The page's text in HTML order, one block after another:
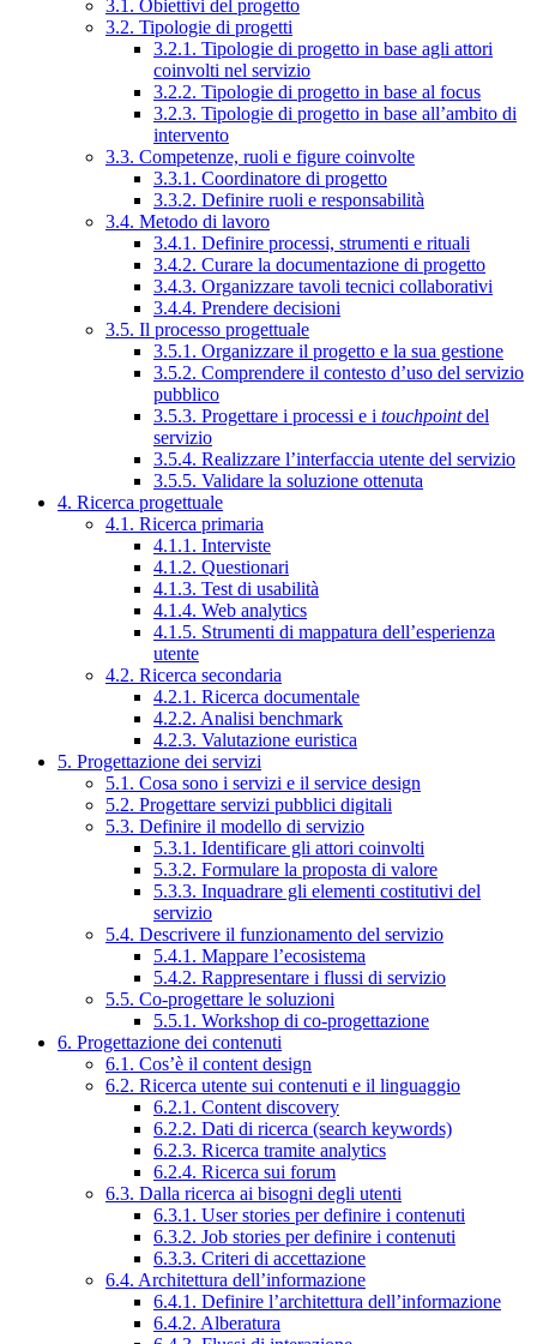
3.1. Obiettivi del progetto
3.2. Tipologie di progetti
3.2.1. Tipologie di progetto in base agli attori
coinvolti nel servizio
3.2.2. Tipologie di progetto in base al focus
3.2.3. Tipologie di progetto in base all’ambito di
intervento
3.3. Competenze, ruoli e figure coinvolte
3.3.1. Coordinatore di progetto
3.3.2. Definire ruoli e responsabilità
3.4. Metodo di lavoro
3.4.1. Definire processi, strumenti e rituali
3.4.2. Curare la documentazione di progetto
3.4.3. Organizzare tavoli tecnici collaborativi
3.4.4. Prendere decisioni
3.5. Il processo progettuale
3.5.1. Organizzare il progetto e la sua gestione
3.5.2. Comprendere il contesto d’uso del servizio
pubblico
3.5.3. Progettare i processi e i touchpointdel
servizio
3.5.4. Realizzare l’interfaccia utente del servizio
3.5.5. Validare la soluzione ottenuta
4. Ricerca progettuale
4.1. Ricerca primaria
4.1.1. Interviste
4.1.2. Questionari
4.1.3. Test di usabilità
4.1.4. Web analytics
4.1.5. Strumenti di mappatura dell’esperienza
utente
4.2. Ricerca secondaria
4.2.1. Ricerca documentale
4.2.2. Analisi benchmark
4.2.3. Valutazione euristica
5. Progettazione dei servizi
5.1. Cosa sono i servizi e il service design
5.2. Progettare servizi pubblici digitali
5.3. Definire il modello di servizio
5.3.1. Identificare gli attori coinvolti
5.3.2. Formulare la proposta di valore
5.3.3. Inquadrare gli elementi costitutivi del
servizio
5.4. Descrivere il funzionamento del servizio
5.4.1. Mappare l’ecosistema
5.4.2. Rappresentare i flussi di servizio
5.5. Co-progettare le soluzioni
5.5.1. Workshop di co-progettazione
6. Progettazione dei contenuti
6.1. Cos’è il content design
6.2. Ricerca utente sui contenuti e il linguaggio
6.2.1. Content discovery
6.2.2. Dati di ricerca (search keywords)
6.2.3. Ricerca tramite analytics
6.2.4. Ricerca sui forum
6.3. Dalla ricerca ai bisogni degli utenti
6.3.1. User stories per definire i contenuti
6.3.2. Job stories per definire i contenuti
6.3.3. Criteri di accettazione
6.4. Architettura dell’informazione
6.4.1. Definire l’architettura dell’informazione
6.4.2. Alberatura